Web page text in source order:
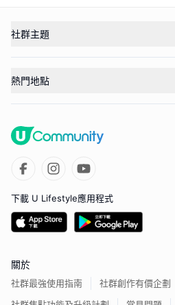
社群主題
熱門地點
下載 U Lifestyle應用程式
關於
社群最強使用指南
社群創作有價企劃